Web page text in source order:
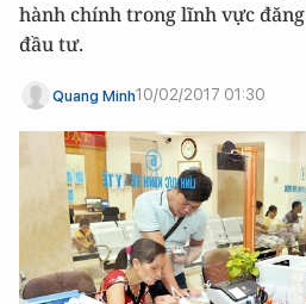
hành chính trong lĩnh vực
đầu tư.
Quang Minh10/02/2017 01:30